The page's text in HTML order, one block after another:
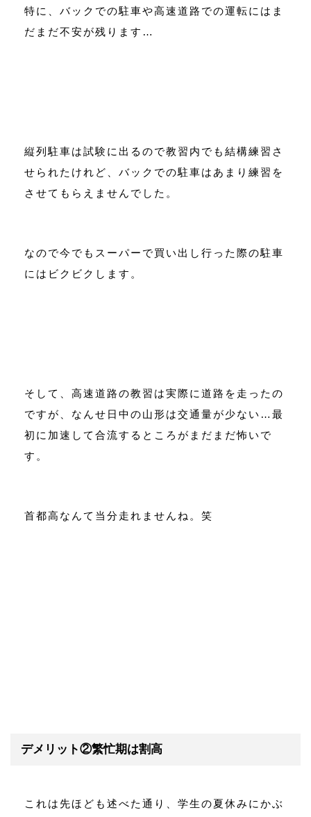
特に、バックでの駐車や高速道路での運転にはま
だまだ不安が残ります…
縦列駐車は試験に出るので教習内でも結構練習さ
せられたけれど、バックでの駐車はあまり練習を
させてもらえませんでした。
なので今でもスーパーで買い出し行った際の駐車
にはビクビクします。
そして、高速道路の教習は実際に道路を走ったの
ですが、なんせ日中の山形は交通量が少ない…最
初に加速して合流するところがまだまだ怖いで
す。
首都高なんて当分走れませんね。笑
デメリット②繁忙期は割高
これは先ほども述べた通り、学生の夏休みにかぶ